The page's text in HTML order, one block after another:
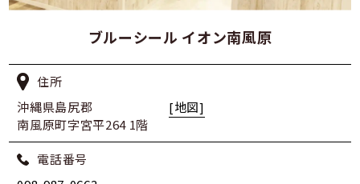
ブルーシール イオン南風原
住所
沖縄県島尻郡
南風原町字宮平264 1階
[地図]
電話番号